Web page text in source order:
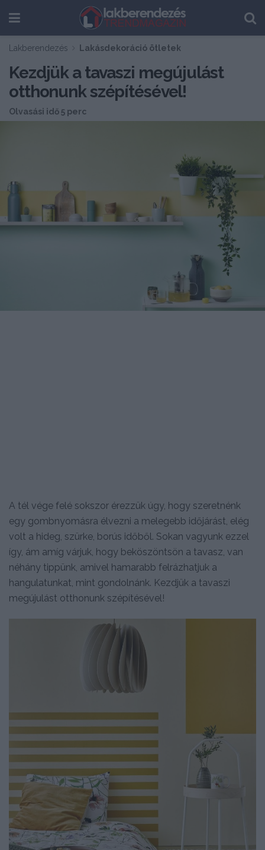
Lakberendezés Lakásdekoráció ötletek
Kezdjük a tavaszi megújulást
otthonunk szépítésével!
Olvasási idő 5 perc
A tél vége felé sokszor érezzük úgy, hogy szeretnénk
egy gombnyomásra élvezni a melegebb időjárást, elég
volt a hideg, szürke, borús időből. Sokan vagyunk ezzel
így, ám amíg várjuk, hogy beköszöntsön a tavasz, van
néhány tippünk, amivel hamarabb felrázhatjuk a
hangulatunkat, mint gondolnánk. Kezdjük a tavaszi
megújulást otthonunk szépítésével!